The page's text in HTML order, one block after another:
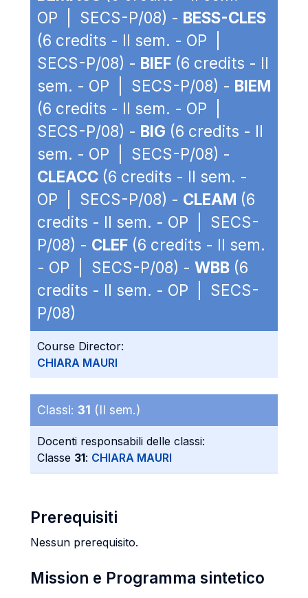
OP | SECS-P/08) - BESS-CLES
(6 credits - II sem. - OP |
SECS-P/08) - BIEF (6 credits - II
sem. - OP | SECS-P/08) - BIEM
(6 credits - II sem. - OP |
SECS-P/08) - BIG (6 credits - II
sem. - OP | SECS-P/08) -
CLEACC (6 credits - II sem. -
OP | SECS-P/08) - CLEAM (6
credits - II sem. - OP | SECS-
P/08) - CLEF (6 credits - II sem.
- OP | SECS-P/08) - WBB (6
credits - II sem. - OP | SECS-
P/08)
Course Director:
CHIARA MAURI
Classi: 31 (II sem.)
Docenti responsabili delle classi:
Classe 31: CHIARA MAURI
Prerequisiti
Nessun prerequisito.
Mission e Programma sintetico